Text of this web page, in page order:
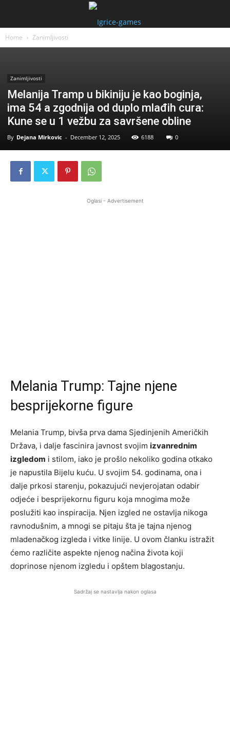
Home Zanimljivosti
Zanimljivosti
Melanija Tramp u bikiniju je kao boginja,
ima 54 a zgodnija od duplo mlađih cura:
Kune se u 1 vežbu za savršene obline
By Dejana Mirkovic - December 12, 2025 6188 0
Oglasi - Advertisement
Melania Trump: Tajne njene
besprijekorne figure
Melania Trump, bivša prva dama Sjedinjenih Američkih
Država, i dalje fascinira javnost svojim izvanrednim
izgledom i stilom, iako je prošlo nekoliko godina otkako
je napustila Bijelu kuću. U svojim 54. godinama, ona i
dalje prkosi starenju, pokazujući nevjerojatan odabir
odjeće i besprijekornu figuru koja mnogima može
poslužiti kao inspiracija. Njen izgled ne ostavlja nikoga
ravnodušnim, a mnogi se pitaju šta je tajna njenog
mladenačkog izgleda i vitke linije. U ovom članku istražit
ćemo različite aspekte njenog načina života koji
doprinose njenom izgledu i opštem blagostanju.
Sadržaj se nastavlja nakon oglasa